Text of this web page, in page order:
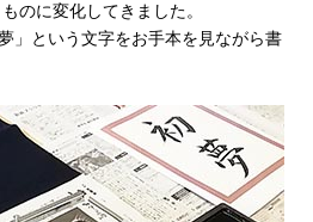
のに変化してきました。
」という文字をお手本を見ながら書